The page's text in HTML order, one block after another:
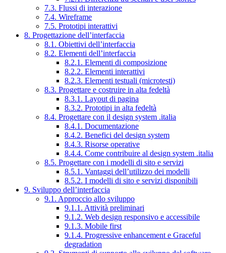
7.3. Flussi di interazione
7.4. Wireframe
7.5. Prototipi interattivi
8. Progettazione dell’interfaccia
8.1. Obiettivi dell’interfaccia
8.2. Elementi dell’interfaccia
8.2.1. Elementi di composizione
8.2.2. Elementi interattivi
8.2.3. Elementi testuali (microtesti)
8.3. Progettare e costruire in alta fedeltà
8.3.1. Layout di pagina
8.3.2. Prototipi in alta fedeltà
8.4. Progettare con il design system .italia
8.4.1. Documentazione
8.4.2. Benefici del design system
8.4.3. Risorse operative
8.4.4. Come contribuire al design system .italia
8.5. Progettare con i modelli di sito e servizi
8.5.1. Vantaggi dell’utilizzo dei modelli
8.5.2. I modelli di sito e servizi disponibili
9. Sviluppo dell’interfaccia
9.1. Approccio allo sviluppo
9.1.1. Attività preliminari
9.1.2. Web design responsivo e accessibile
9.1.3. Mobile first
9.1.4. Progressive enhancement e Graceful
degradation